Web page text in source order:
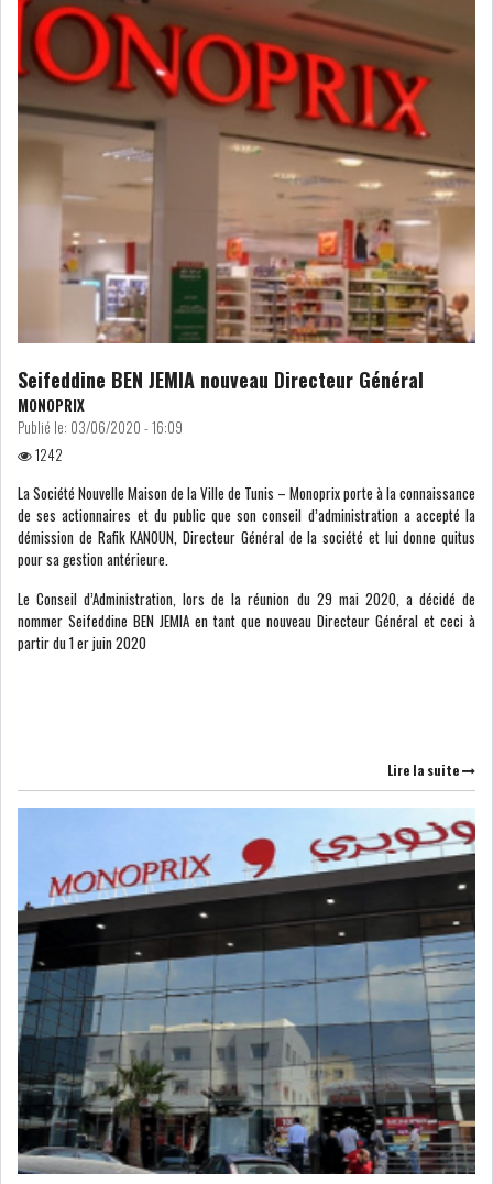
SLAH ZOUARI NOMMÉ
MINISTRE DE L'ÉQU...
SARRA ZAAFRANI ZENZRI
NOUVELLE CHEFFE DU...
MICHKET SLAMA KHALDI
REMPLACE SIHEM BOUG...
RSS
MAGHREB
LIBYE MAURITANIE
APRÈS LA SÉCHERESSE, LE
MAGHREB VA VERS...
TRANSITION VERTE AU
MAGHREB : ENTRE OPPO...
RSS
INTERNATIONAL
Seifeddine BEN JEMIA nouveau Directeur Général
MONOPRIX
Publié le: 03/06/2020 - 16:09
1242
La Société Nouvelle Maison de la Ville de Tunis – Monoprix porte à la connaissance
de ses actionnaires et du public que son conseil d’administration a accepté la
démission de Rafik KANOUN, Directeur Général de la société et lui donne quitus
pour sa gestion antérieure.
Le Conseil d’Administration, lors de la réunion du 29 mai 2020, a décidé de
nommer Seifeddine BEN JEMIA en tant que nouveau Directeur Général et ceci à
partir du 1 er juin 2020
Lire la suite